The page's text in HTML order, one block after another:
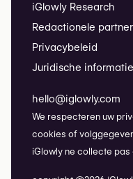
iGlowly Research
Redactionele
Privacybeleid
Juridische informatie
hello@iglowly.com
We respecteren uw
cookies of
iGlowly ne collecte pas